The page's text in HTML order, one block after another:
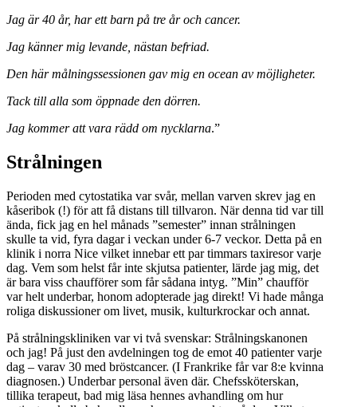
Jag är 40 år, har ett barn på tre år och cancer.
Jag känner mig levande, nästan befriad.
Den här målningssessionen gav mig en ocean av möjligheter.
Tack till alla som öppnade den dörren.
Jag kommer att vara rädd om nycklarna.”
Strålningen
Perioden med cytostatika var svår, mellan varven skrev jag en
kåseribok (!) för att få distans till tillvaron. När denna tid var till
ända, fick jag en hel månads ”semester” innan strålningen
skulle ta vid, fyra dagar i veckan under 6-7 veckor. Detta på en
klinik i norra Nice vilket innebar ett par timmars taxiresor varje
dag. Vem som helst får inte skjutsa patienter, lärde jag mig, det
är bara viss chaufförer som får sådana intyg. ”Min” chaufför
var helt underbar, honom adopterade jag direkt! Vi hade många
roliga diskussioner om livet, musik, kulturkrockar och annat.
På strålningskliniken var vi två svenskar: Strålningskanonen
och jag! På just den avdelningen tog de emot 40 patienter varje
dag – varav 30 med bröstcancer. (I Frankrike får var 8:e kvinna
diagnosen.) Underbar personal även där. Chefssköterskan,
tillika terapeut, bad mig läsa hennes avhandling om hur